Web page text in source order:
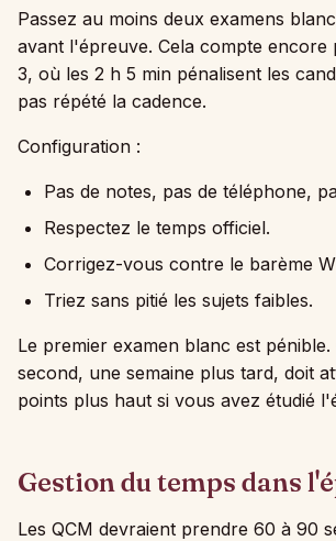
Passez au moins deux examens
avant l'épreuve. Cela compte encore
3, où les 2 h 5 min pénalisent les
pas répété la cadence.
Configuration :
Pas de notes, pas de téléphone,
Respectez le temps officiel.
Corrigez-vous contre le barème
Triez sans pitié les sujets faibles.
Le premier examen blanc est
second, une semaine plus tard, doit
points plus haut si vous avez étudié
Gestion du temps dans
Les QCM devraient prendre 60 à 90